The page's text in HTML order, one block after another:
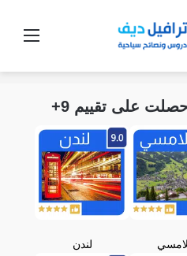
على تقييم 9+
لندن